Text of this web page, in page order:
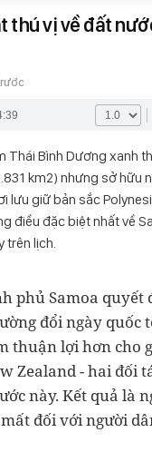
thú vị về đất
Thái Bình Dương xanh
km2) nhưng sở hữu
lưu giữ bản sắc
điều đặc biệt nhất về
trên lịch.
phủ Samoa quyết
đổi ngày quốc
thuận lợi hơn cho
Zealand - hai đối
này. Kết quả là
đối với người